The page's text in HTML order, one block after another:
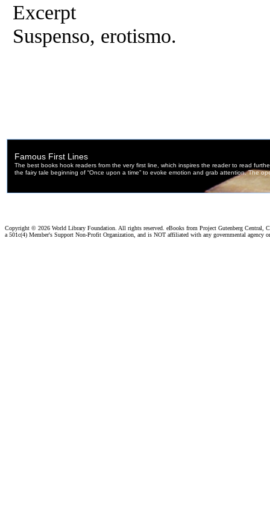
Excerpt
Suspenso, erotismo.
Copyright © 2026 World Library Foundation. All rights reserved. eBooks from Project Gutenberg Central,
a 501c(4) Member's Support Non-Profit Organization, and is NOT affiliated with any governmental agency